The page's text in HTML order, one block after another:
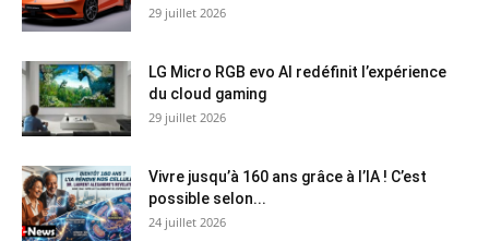
29 juillet 2026
LG Micro RGB evo AI redéfinit l’expérience
du cloud gaming
29 juillet 2026
Vivre jusqu’à 160 ans grâce à l’IA ! C’est
possible selon...
24 juillet 2026